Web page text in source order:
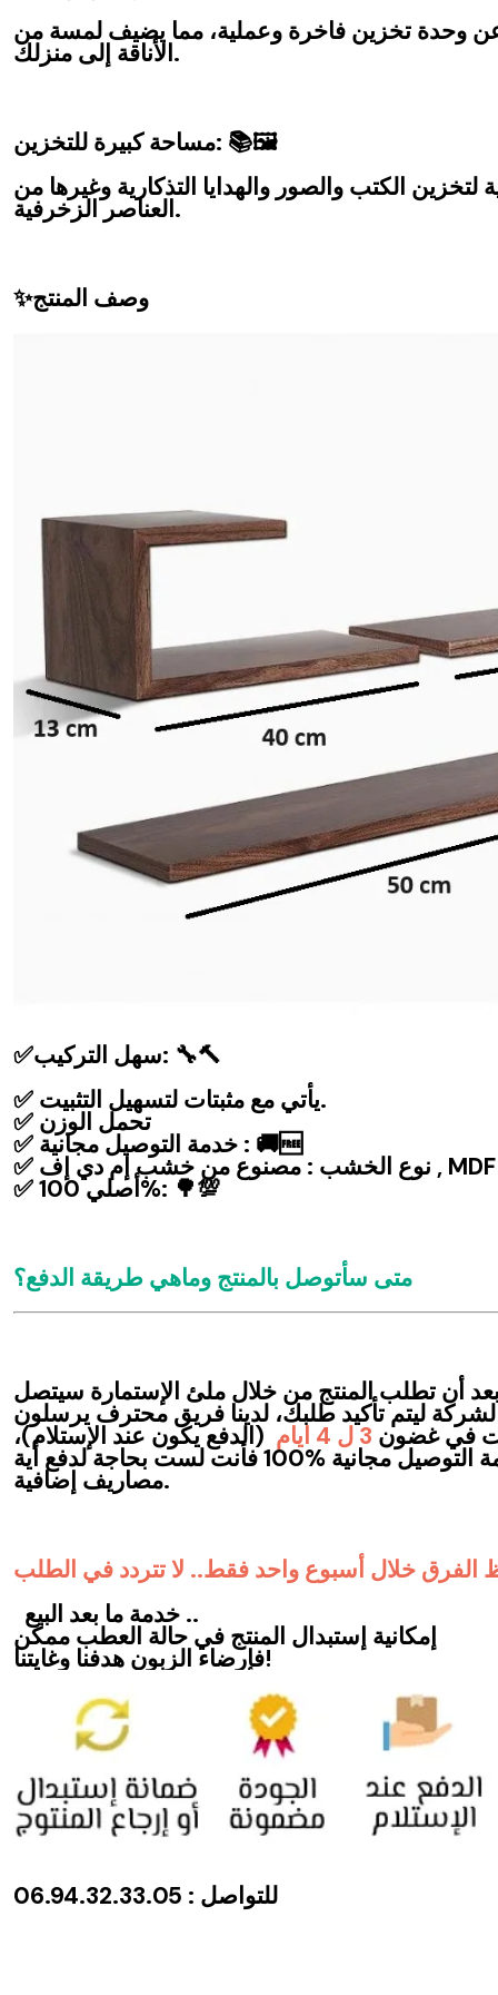
عن وحدة تخزين فاخرة وعملية، مما يضيف لمسة من
الأناقة إلى منزلك.
مساحة كبيرة للتخزين: 📚🖼
الكتب والصور والهدايا التذكارية وغيرها من
العناصر الزخرفية.
✨وصف المنتج
✅سهل التركيب: 🔧🔨
✅ يأتي مع مثبتات لتسهيل التثبيت.
✅ تحمل الوزن
✅ خدمة التوصيل مجانية : 🚚🆓
✅ نوع الخشب : مصنوع من خشب إم دي إف , MDF
✅ أصلي 100%: 🌳💯
متى سأتوصل بالمنتج وماهي طريقة الدفع؟
أن تطلب المنتج من خلال ملئ الإستمارة سيتصل
ليتم تأكيد طلبك، لدينا فريق محترف يرسلون
كنت في غضون 3ل 4 ايام (الدفع يكون عند الإستلام)،
بالإظافة إلى خدمة التوصيل مجانية %100 فأنت لست بحاجة لدفع أية
مصاريف إضافية.
الفرق خلال أسبوع واحد فقط.. لا تتردد في الطلب
خدمة ما بعد البيع ..
إمكانية إستبدال المنتج في حالة العطب ممكن
فإرضاء الزبون هدفنا وغايتنا!
للتواصل : 06.94.32.33.05